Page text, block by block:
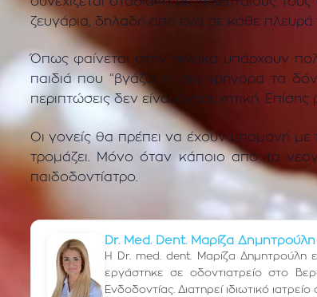
ζευγάρια, δηλαδή από ένα σε κάθε πλευρά
Όπως φαίνεται στον πίνακα υπάρχουν
παιδιά που “βγάζουν” πιο γρήγορα τα
περιπτώσεις δεν είναι ανησυχητική.
Οι γονείς θα πρέπει να έχουν υπομονή
τρομάζει. Μόνο όταν κάποιο από τα
παιδοδοντίατρο.
Dr. Med. Dent. Μαρίζα Δημητρούλη
Η Dr. med. dent. Μαρίζα Δημητρούλη
εργάστηκε σε οδοντιατρείο στο
Ενδοδοντίας. Διατηρεί ιδιωτικό